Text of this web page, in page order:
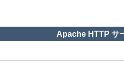
Apache HTTP サ